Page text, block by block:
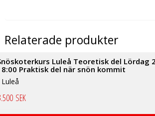
Relaterade produkter
Luleå Teoretisk del Lördag
Praktisk del när snön kommit
SEK